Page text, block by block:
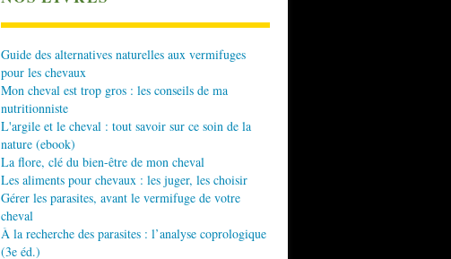
Guide des alternatives naturelles aux vermifuges
pour les chevaux
Mon cheval est trop gros : les conseils de ma
nutritionniste
L'argile et le cheval : tout savoir sur ce soin de la
nature (ebook)
La flore, clé du bien-être de mon cheval
Les aliments pour chevaux : les juger, les choisir
Gérer les parasites, avant le vermifuge de votre
cheval
À la recherche des parasites : l’analyse coprologique
(3e éd.)